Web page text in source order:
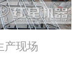
产现场